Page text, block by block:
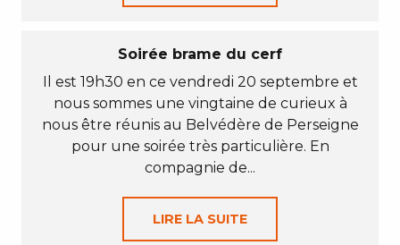
Soirée brame du cerf
Il est 19h30 en ce vendredi 20 septembre et
nous sommes une vingtaine de curieux à
nous être réunis au Belvédère de Perseigne
pour une soirée très particulière. En
compagnie de...
LIRE LA SUITE